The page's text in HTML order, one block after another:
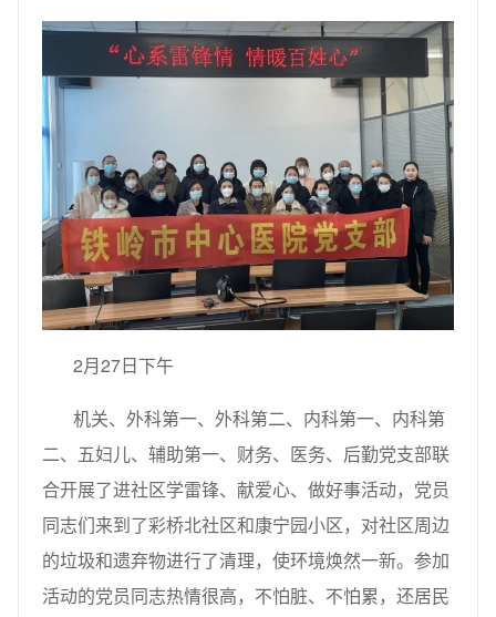
2月27日下午
机关、外科第一、外科第二、内科第一、内科第
二、五妇儿、辅助第一、财务、医务、后勤党支部联
合开展了进社区学雷锋、献爱心、做好事活动，党员
同志们来到了彩桥北社区和康宁园小区，对社区周边
的垃圾和遗弃物进行了清理，使环境焕然一新。参加
活动的党员同志热情很高，不怕脏、不怕累，还居民